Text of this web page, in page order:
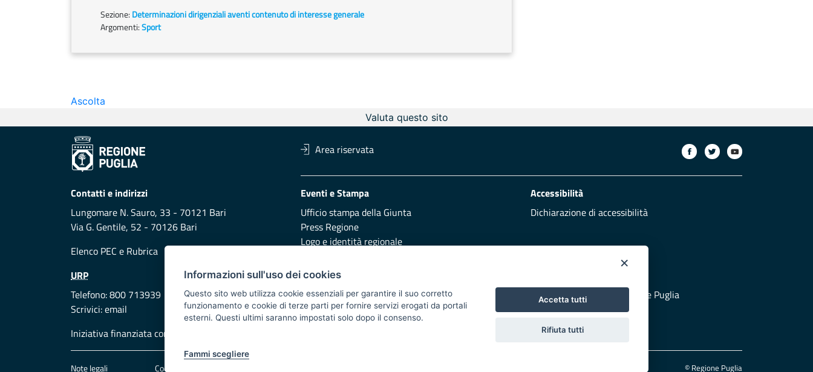
Sezione: Determinazioni dirigenziali aventi contenuto di interesse generale
Argomenti:Sport
Ascolta
Valuta questo sito
Area riservata
Contatti e indirizzi
Lungomare N. Sauro, 33 - 70121 Bari
Via G. Gentile, 52 - 70126 Bari
Elenco PEC e Rubrica
Eventi e Stampa
Ufficio stampa della Giunta
Press Regione
Logo e identità regionale
Accessibilità
Dichiarazione di accessibilità
URP
Telefono: 800 713939
Scrivici:email
Redazione
Presentazione
Responsabili di pubblicazione
Vai al sito di Protezione Civile Puglia
Iniziativa finanziata con risorse del POR Puglia 2014/2020 - Asse XI
Note legali Cookie e privacy © Regione Puglia
×
Informazioni sull'uso dei cookies
Questo sito web utilizza cookie essenziali per garantire il suo corretto
funzionamento e cookie di terze parti per fornire servizi erogati da portali
esterni. Questi ultimi saranno impostati solo dopo il consenso.
Fammi scegliere
Accetta tutti
Rifiuta tutti